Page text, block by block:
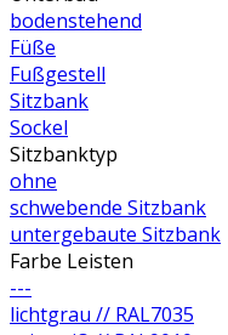
bodenstehend
Füße
Fußgestell
Sitzbank
Sockel
Sitzbanktyp
ohne
schwebende Sitzbank
untergebaute Sitzbank
Farbe Leisten
---
lichtgrau // RAL7035